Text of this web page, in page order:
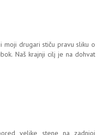
moji drugari stiču pravu sliku o
Naš krajnji cilj je na dohvat
velike stene na zadnjoj